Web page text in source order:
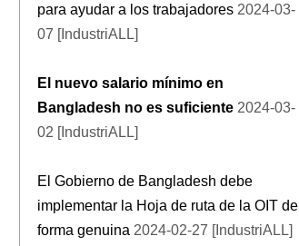
para ayudar a los trabajadores 2024-03-
07 [IndustriALL]
El nuevo salario mínimo en
Bangladesh no es suficiente 2024-03-
02 [IndustriALL]
El Gobierno de Bangladesh debe
implementar la Hoja de ruta de la OIT de
forma genuina 2024-02-27 [IndustriALL]